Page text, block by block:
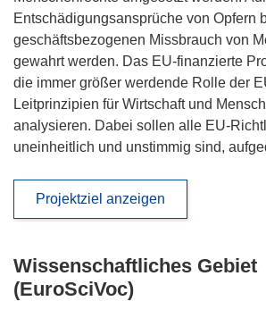
Entschädigungsansprüche von Opfern
geschäftsbezogenen Missbrauch von
gewahrt werden. Das EU-finanzierte
die immer größer werdende Rolle der
Leitprinzipien für Wirtschaft und
analysieren. Dabei sollen alle EU-
uneinheitlich und unstimmig sind,
Projektziel anzeigen
Wissenschaftliches Gebiet
(EuroSciVoc)